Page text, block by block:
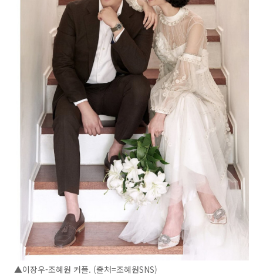
▲이장우-조혜원 커플. (출처=조혜원SNS)